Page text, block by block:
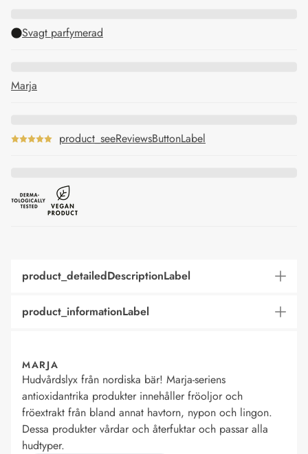
Svagt parfymerad
Marja
product_seeReviewsButtonLabel
product_detailedDescriptionLabel
product_informationLabel
MARJA
Hudvårdslyx från nordiska bär! Marja-seriens
antioxidantrika produkter innehåller fröoljor och
fröextrakt från bland annat havtorn, nypon och lingon.
Dessa produkter vårdar och återfuktar och passar alla
hudtyper.